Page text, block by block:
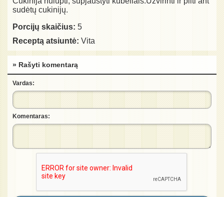
sudėtų cukinijų.
Porcijų skaičius: 5
Receptą atsiuntė: Vita
» Rašyti komentarą
Vardas:
Komentaras: